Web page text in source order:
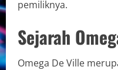
pemiliknya.
Sejarah
Omega De Ville